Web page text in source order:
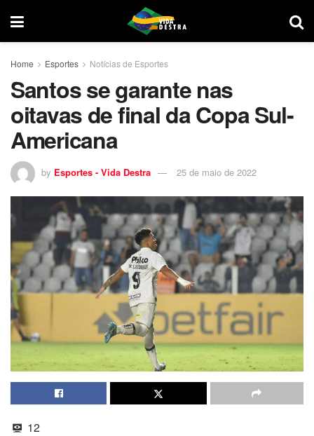
Home Esportes Notícias de Esportes
Santos se garante nas
oitavas de final da Copa Sul-
Americana
by Esportes - Vida Destra 25 de maio de 2022
12